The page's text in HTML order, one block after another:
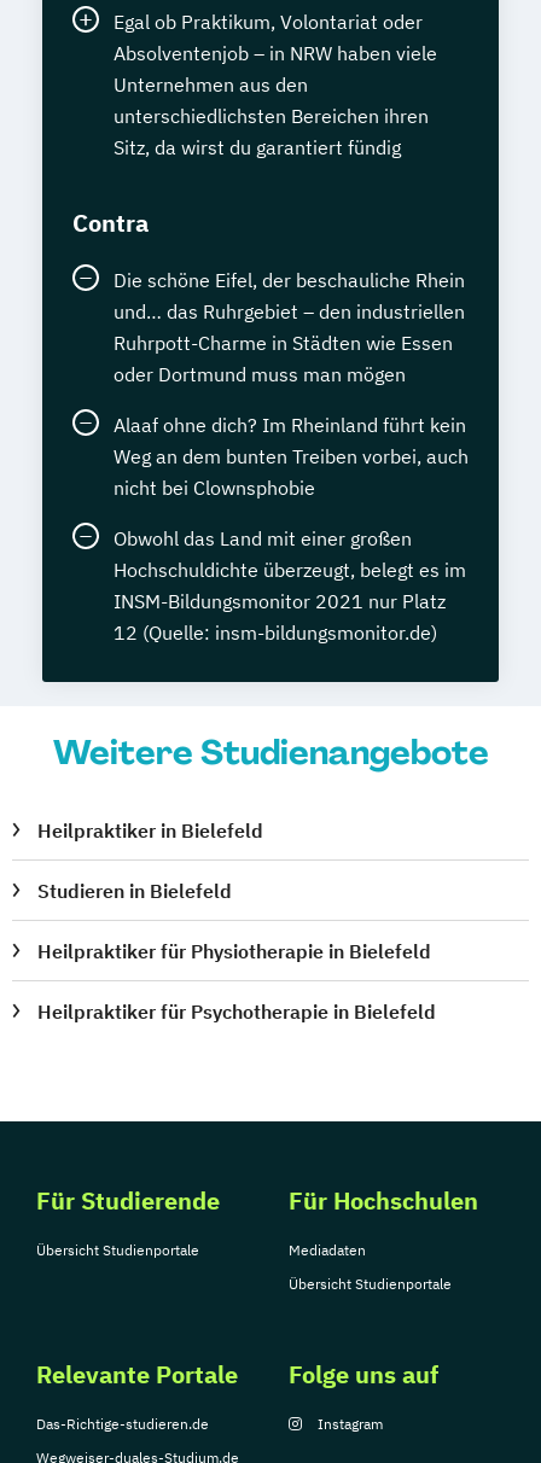
Egal ob Praktikum, Volontariat oder
Absolventenjob – in NRW haben viele
Unternehmen aus den
unterschiedlichsten Bereichen ihren
Sitz, da wirst du garantiert fündig
Contra
Die schöne Eifel, der beschauliche Rhein
und… das Ruhrgebiet – den industriellen
Ruhrpott-Charme in Städten wie Essen
oder Dortmund muss man mögen
Alaaf ohne dich? Im Rheinland führt kein
Weg an dem bunten Treiben vorbei, auch
nicht bei Clownsphobie
Obwohl das Land mit einer großen
Hochschuldichte überzeugt, belegt es im
INSM-Bildungsmonitor 2021 nur Platz
12 (Quelle: insm-bildungsmonitor.de)
Weitere Studienangebote
Heilpraktiker in Bielefeld
Studieren in Bielefeld
Heilpraktiker für Physiotherapie in Bielefeld
Heilpraktiker für Psychotherapie in Bielefeld
Für Studierende
Übersicht Studienportale
Für Hochschulen
Mediadaten
Übersicht Studienportale
Relevante Portale
Das-Richtige-studieren.de
Wegweiser-duales-Studium.de
Folge uns auf
Instagram